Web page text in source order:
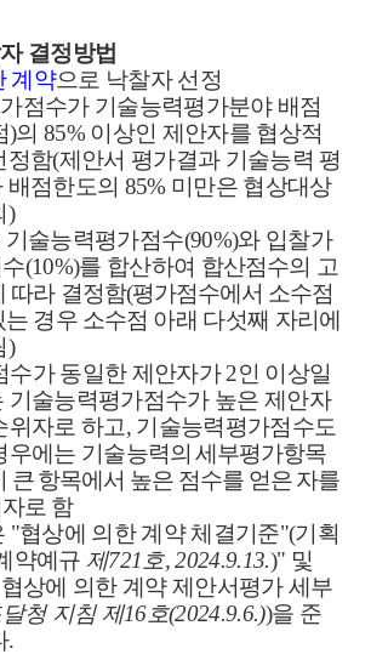
결정방법
계약으로 낙찰자 선정
점수가 기술능력평가분야 배점
)의85% 이상인 제안자를 협상적
정함(제안서 평가결과 기술능력 평
배점한도의 85% 미만은 협상대상
)
기술능력평가점수(90%)와 입찰가
(10%)를 합산하여 합산점수의 고
따라 결정함(평가점수에서 소수점
는 경우 소수점 아래 다섯째 자리에
)
수가 동일한 제안자가2인 이상일
기술능력평가점수가 높은 제안자
위자로 하고, 기술능력평가점수도
우에는 기술능력의 세부평가항목
큰 항목에서 높은 점수를 얻은 자를
로 함
"협상에 의한 계약 체결기준"(기획
약예규 제721 호, 2024.9.13.)" 및
상에 의한 계약 제안서평가 세부
청 지침 제16호(2024.9.6.))을 준
.